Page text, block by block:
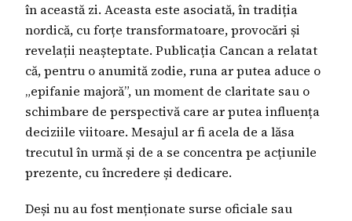
în această zi. Aceasta este asociată, în tradiția
nordică, cu forțe transformatoare, provocări și
revelații neașteptate. Publicația Cancan a relatat
că, pentru o anumită zodie, runa ar putea aduce o
„epifanie majoră”, un moment de claritate sau o
schimbare de perspectivă care ar putea influența
deciziile viitoare. Mesajul ar fi acela de a lăsa
trecutul în urmă și de a se concentra pe acțiunile
prezente, cu încredere și dedicare.
Deși nu au fost menționate surse oficiale sau